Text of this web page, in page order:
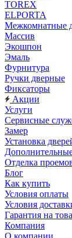
TOREX
ELPORTA
Межкомнатные
Массив
Экошпон
Эмаль
Фурнитура
Ручки дверные
Фиксаторы
Акции
Услуги
Сервисные
Замер
Установка
Отделка
Блог
Как купить
Условия оплаты
Условия
Гарантия на
Компания
О компании